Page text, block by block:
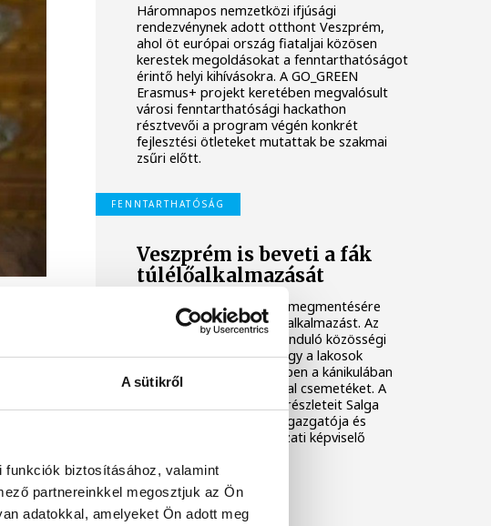
A sütikről
biztosításához, valamint
partnereinkkel megosztjuk az Ön
adatokkal, amelyeket Ön adott meg
Háromnapos nemzetközi ifjúsági
rendezvénynek adott otthont Veszprém,
ahol öt európai ország fiataljai közösen
kerestek megoldásokat a fenntarthatóságot
érintő helyi kihívásokra. A GO_GREEN
Erasmus+ projekt keretében megvalósult
városi fenntarthatósági hackathon
résztvevői a program végén konkrét
fejlesztési ötleteket mutattak be szakmai
zsűri előtt.
FENNTARTHATÓSÁG
Veszprém is beveti a fák
túlélőalkalmazását
Veszprém is beveti a fák megmentésére
kifejlesztett Beeco mobilalkalmazást. Az
országban másodikként induló közösségi
locsolóprogram célja, hogy a lakosok
bevonásával tartsák életben a kánikulában
leginkább sebezhető fiatal csemetéket. A
rendhagyó zöldítő akció részleteit Salga
Balázs a VKSZ Zrt. vezérigazgatója és
Kovács Áron önkormányzati képviselő
FENNTARTHATÓSÁG